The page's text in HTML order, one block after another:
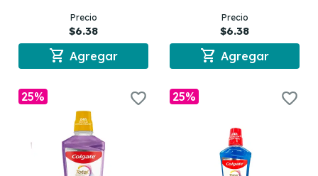
Precio
$6.38
shopping_cart Agregar
Precio
$6.38
shopping_cart Agregar
25% 25%